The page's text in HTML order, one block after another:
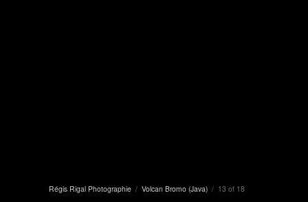
Régis Rigal Photographie / Volcan Bromo (Java) / 13 of 18